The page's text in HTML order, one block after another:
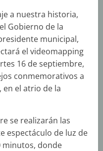
a nuestra historia,
Gobierno de la
municipal,
el videomapping
16 de septiembre,
conmemorativos a
en el atrio de la
se realizarán las
espectáculo de luz de
minutos, donde